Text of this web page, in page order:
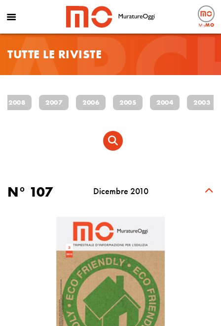
MyMO
TUTTE LE RIVISTE
2008 2007 2006 2005 2004 2003
N° 107 Dicembre 2010